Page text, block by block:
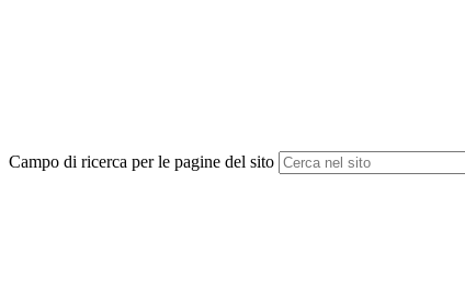
Campo di ricerca per le pagine del sito